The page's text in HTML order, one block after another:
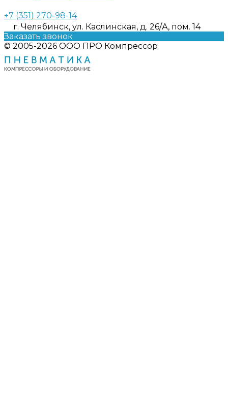
+7 (351) 270-98-14
г. Челябинск, ул. Каслинская, д. 26/А, пом. 14
Заказать звонок
© 2005-2026 ООО ПРО Компрессор